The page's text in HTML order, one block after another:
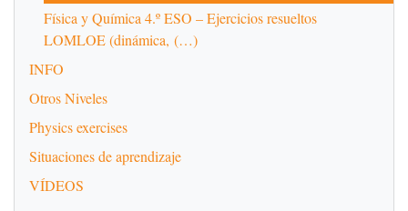
Física y Química 4.º ESO – Ejercicios resueltos
LOMLOE (dinámica, (…)
INFO
Otros Niveles
Physics exercises
Situaciones de aprendizaje
VÍDEOS